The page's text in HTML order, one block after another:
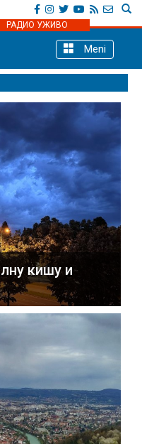
РАДИО УЖИВО
Meni
кишу и